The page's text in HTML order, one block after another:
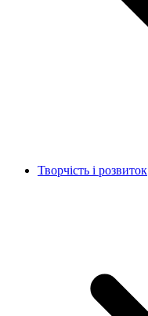
Творчість і розвиток